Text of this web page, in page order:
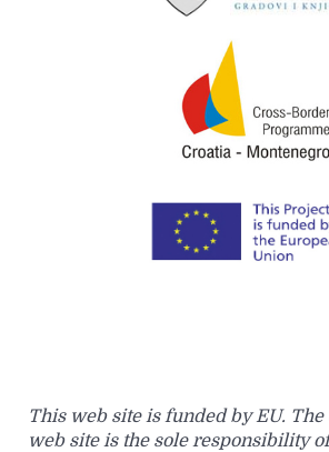
This web site is funded by EU.
web site is the sole responsibility